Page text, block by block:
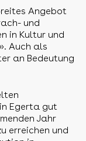
Angebot
und
in Kultur und
Auch als
an Bedeutung
Egerta gut
Jahr
erreichen und